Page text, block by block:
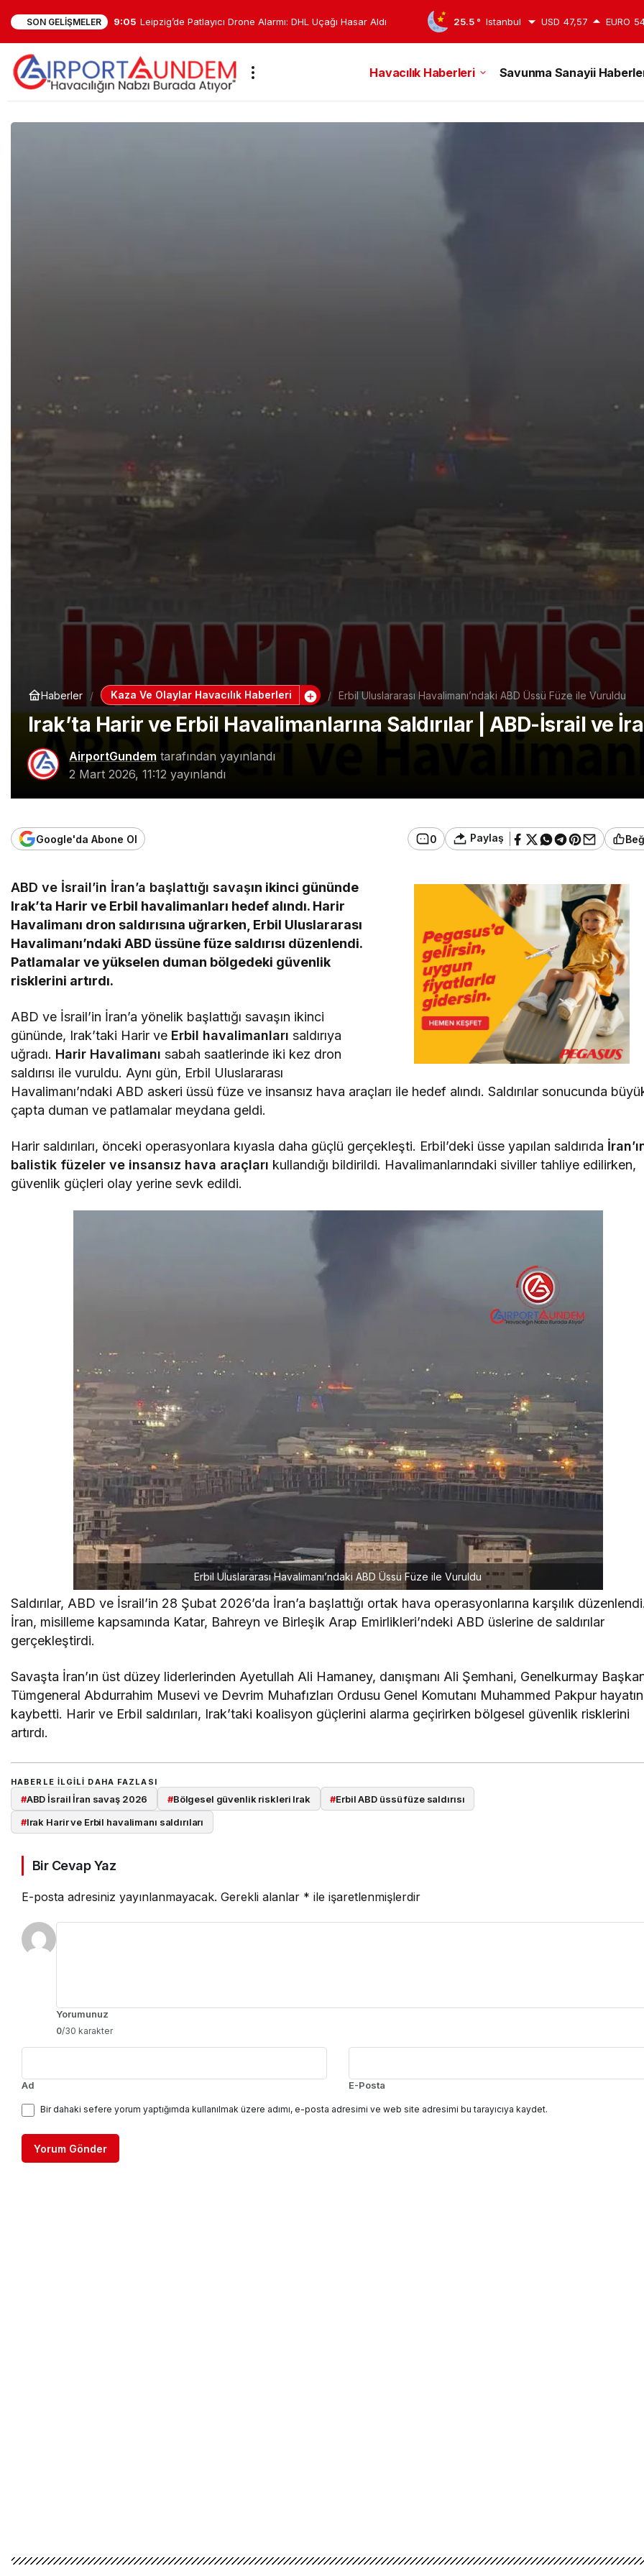
SON GELIŞMELER 9:05 Leipzig’de Patlayıcı Drone Alarmı: DHL Uçağı Hasar Aldı 25.5 ° Istanbul USD 47,57 EURO
Havacılık Haberleri Savunma Sanayii
Haberler Kaza Ve Olaylar Havacılık Haberleri Erbil Uluslararası Havalimanı’ndaki ABD Üssü Füze ile Vuruldu
Irak’ta Harir ve Erbil Havalimanlarına Saldırılar | ABD-İsrail ve
AirportGundem tarafından yayınlandı
2 Mart 2026, 11:12 yayınlandı
Google'da Abone Ol 0 Paylaş
ABD ve İsrail’in İran’a başlattığı savaşın ikinci gününde
Irak’ta Harir ve Erbil havalimanları hedef alındı. Harir
Havalimanı dron saldırısına uğrarken, Erbil Uluslararası
Havalimanı’ndaki ABD üssüne füze saldırısı düzenlendi.
Patlamalar ve yükselen duman bölgedeki güvenlik
risklerini artırdı.
ABD ve İsrail’in İran’a yönelik başlattığı savaşın ikinci
gününde, Irak’taki Harir ve Erbil havalimanları saldırıya
uğradı. Harir Havalimanı sabah saatlerinde iki kez dron
saldırısı ile vuruldu. Aynı gün, Erbil Uluslararası
Havalimanı’ndaki ABD askeri üssü füze ve insansız hava araçları ile hedef alındı. Saldırılar sonucunda
çapta duman ve patlamalar meydana geldi.
Harir saldırıları, önceki operasyonlara kıyasla daha güçlü gerçekleşti. Erbil’deki üsse yapılan saldırıda
balistik füzeler ve insansız hava araçları kullandığı bildirildi. Havalimanlarındaki siviller tahliye edilirken,
güvenlik güçleri olay yerine sevk edildi.
Erbil Uluslararası Havalimanı’ndaki ABD Üssü Füze ile Vuruldu
Saldırılar, ABD ve İsrail’in 28 Şubat 2026’da İran’a başlattığı ortak hava operasyonlarına karşılık
İran, misilleme kapsamında Katar, Bahreyn ve Birleşik Arap Emirlikleri’ndeki ABD üslerine de saldırılar
gerçekleştirdi.
Savaşta İran’ın üst düzey liderlerinden Ayetullah Ali Hamaney, danışmanı Ali Şemhani, Genelkurmay
Tümgeneral Abdurrahim Musevi ve Devrim Muhafızları Ordusu Genel Komutanı Muhammed Pakpur
kaybetti. Harir ve Erbil saldırıları, Irak’taki koalisyon güçlerini alarma geçirirken bölgesel güvenlik risklerini
artırdı.
HABERLE ILGILI DAHA FAZLASI
#ABD İsrail İran savaş 2026 #Bölgesel güvenlik riskleri Irak #Erbil ABD üssü füze saldırısı
#Irak Harir ve Erbil havalimanı saldırıları
Bir Cevap Yaz
E-posta adresiniz yayınlanmayacak. Gerekli alanlar * ile işaretlenmişlerdir
Yorumunuz
0/30 karakter
Ad E-Posta
Bir dahaki sefere yorum yaptığımda kullanılmak üzere adımı, e-posta adresimi ve web site adresimi bu tarayıcıya kaydet.
Yorum Gönder